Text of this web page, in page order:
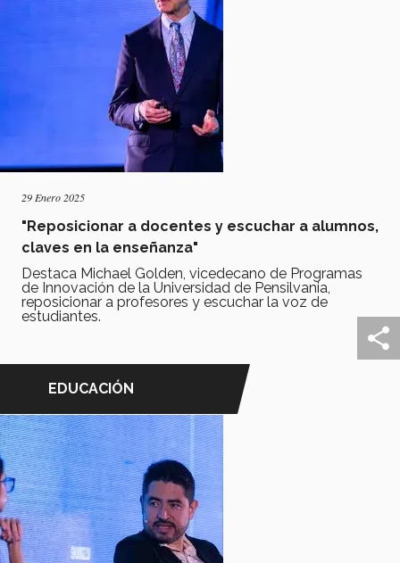
29 Enero 2025
"Reposicionar a docentes y escuchar a alumnos,
claves en la enseñanza"
Destaca Michael Golden, vicedecano de Programas
de Innovación de la Universidad de Pensilvania,
reposicionar a profesores y escuchar la voz de
estudiantes.
EDUCACIÓN